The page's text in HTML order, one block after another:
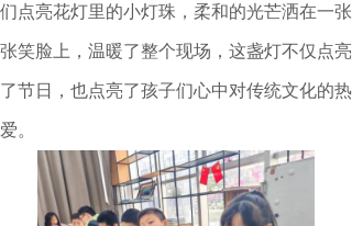
们点亮花灯里的小灯珠，柔和的光芒洒在一张
张笑脸上，温暖了整个现场，这盏灯不仅点亮
了节日，也点亮了孩子们心中对传统文化的热
爱。